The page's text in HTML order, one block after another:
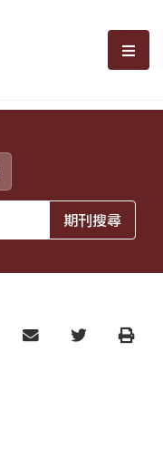
選
email TwitterPrint